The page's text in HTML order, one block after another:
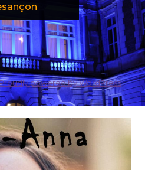
powered by WordPress